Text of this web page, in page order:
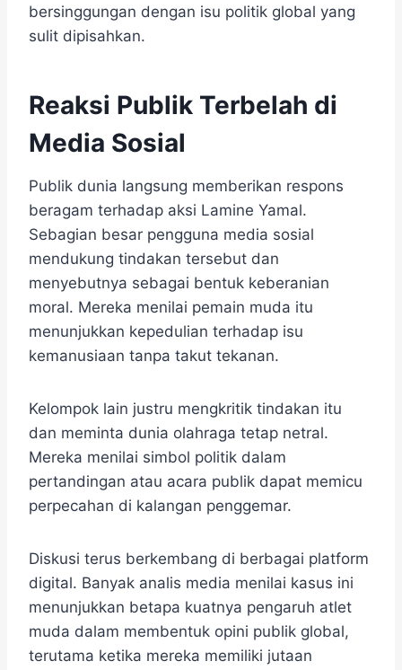
bersinggungan dengan isu politik global yang
sulit dipisahkan.
Reaksi Publik Terbelah di
Media Sosial
Publik dunia langsung memberikan respons
beragam terhadap aksi Lamine Yamal.
Sebagian besar pengguna media sosial
mendukung tindakan tersebut dan
menyebutnya sebagai bentuk keberanian
moral. Mereka menilai pemain muda itu
menunjukkan kepedulian terhadap isu
kemanusiaan tanpa takut tekanan.
Kelompok lain justru mengkritik tindakan itu
dan meminta dunia olahraga tetap netral.
Mereka menilai simbol politik dalam
pertandingan atau acara publik dapat memicu
perpecahan di kalangan penggemar.
Diskusi terus berkembang di berbagai platform
digital. Banyak analis media menilai kasus ini
menunjukkan betapa kuatnya pengaruh atlet
muda dalam membentuk opini publik global,
terutama ketika mereka memiliki jutaan